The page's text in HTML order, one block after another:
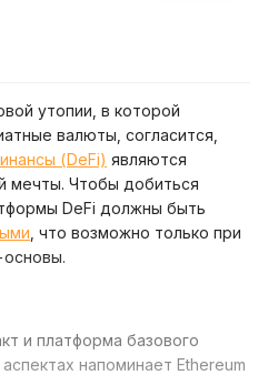
утопии, в которой
валюты, согласится,
(DeFi) являются
мечты. Чтобы добиться
DeFi должны быть
, что возможно только при
основы.
и платформа базового
напоминает Ethereum